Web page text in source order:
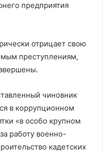
предприятия
отрицает свою
преступлениям,
чиновник
в коррупционном
«в особо крупном
работу военно-
кадетских